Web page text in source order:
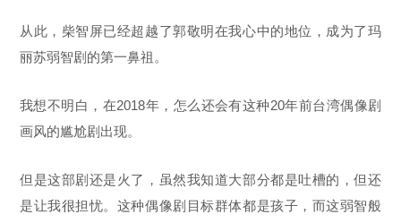
从此，柴智屏已经超越了郭敬明在我心中的地位，成为了玛
丽苏弱智剧的第一鼻祖。
我想不明白，在2018年，怎么还会有这种20年前台湾偶像剧
画风的尴尬剧出现。
但是这部剧还是火了，虽然我知道大部分都是吐槽的，但还
是让我很担忧。这种偶像剧目标群体都是孩子，而这弱智般